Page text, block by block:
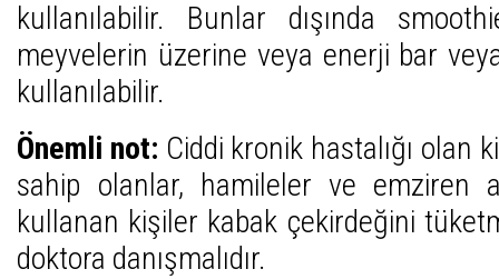
kullanılabilir. Bunlar dışında
meyvelerin üzerine veya enerji bar
kullanılabilir.
Önemli not: Ciddi kronik hastalığı olan
sahip olanlar, hamileler ve emziren
kullanan kişiler kabak çekirdeğini
doktora danışmalıdır.